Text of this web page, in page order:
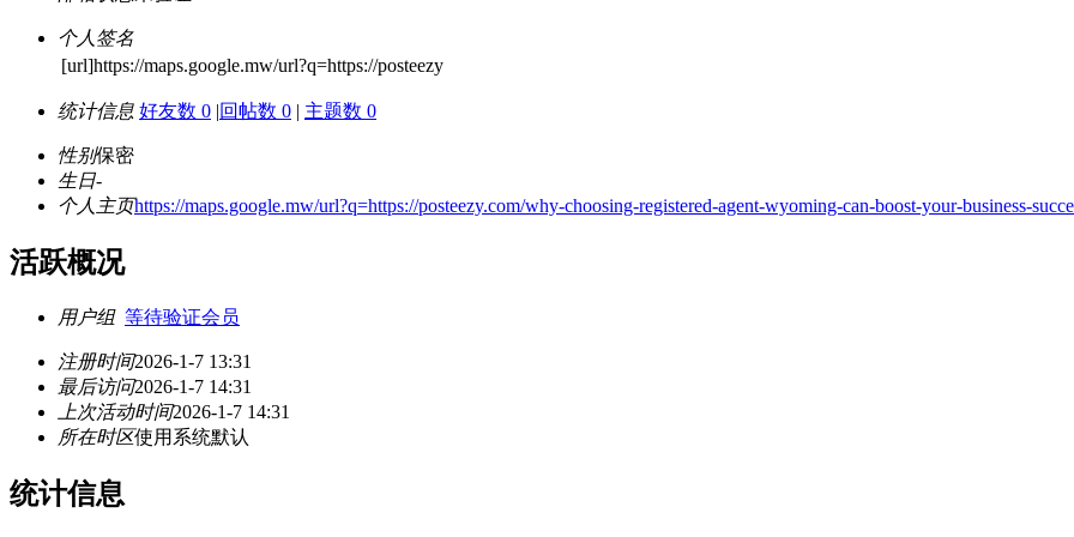
个人签名
[url]https://maps.google.mw/url?q=https://posteezy
统计信息 好友数 0 |回帖数 0 | 主题数 0
性别保密
生日-
个人主页https://maps.google.mw/url?q=https://posteezy.com/why-choosing-registered-agent-wyoming-can-boost-your-business-
活跃概况
用户组 等待验证会员
注册时间2026-1-7 13:31
最后访问2026-1-7 14:31
上次活动时间2026-1-7 14:31
所在时区使用系统默认
统计信息